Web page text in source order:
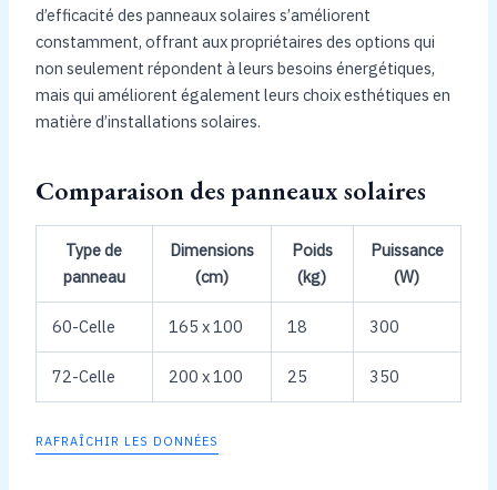
d’efficacité des panneaux solaires s’améliorent
constamment, offrant aux propriétaires des options qui
non seulement répondent à leurs besoins énergétiques,
mais qui améliorent également leurs choix esthétiques en
matière d’installations solaires.
Comparaison des panneaux solaires
Type de
panneau
Dimensions
(cm)
Poids
(kg)
Puissance
(W)
60-Celle 165 x 100 18 300
72-Celle 200 x 100 25 350
RAFRAÎCHIR LES DONNÉES